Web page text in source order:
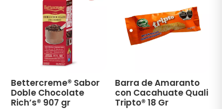
Bettercreme® Sabor
Doble Chocolate
Rich’s® 907 gr
Barra de Amaranto
con Cacahuate Quali
Tripto® 18 Gr